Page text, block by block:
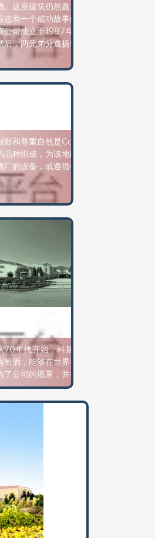
。这座建筑仍然矗立着，已经不再使用
志着一个成功故事的开始。该设备随后
公司成立于1987年，由其兄弟Nico担任
后，两兄弟分道扬镳，因为他们对葡萄酒
新和尊重自然是Costa Lazaridi酒庄每一
品种组成，为该地区葡萄种植的重生奠
厂的设备，或遵循每个地块或年份的特殊
70年代开始，科斯塔斯·拉扎里迪就坚
萄酒，能够在世界舞台上竞争，把戏剧
了公司的愿景，并得到了专家和消费者的